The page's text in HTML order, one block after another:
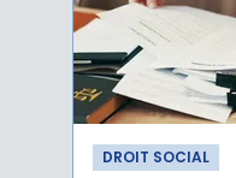
DROIT SOCIAL